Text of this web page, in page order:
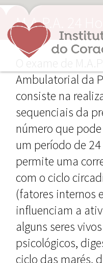
M.A.P.A. 24
O exame de
Ambulatorial da
consiste na
sequenciais da
número que
um período de
permite uma
com o ciclo
(fatores internos
influenciam a
alguns seres
psicológicos,
ciclo das marés,